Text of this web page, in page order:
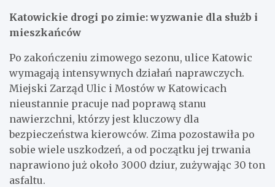
Katowickie drogi po zimie: wyzwanie dla służb i
mieszkańców
Po zakończeniu zimowego sezonu, ulice Katowic
wymagają intensywnych działań naprawczych.
Miejski Zarząd Ulic i Mostów w Katowicach
nieustannie pracuje nad poprawą stanu
nawierzchni, którzy jest kluczowy dla
bezpieczeństwa kierowców. Zima pozostawiła po
sobie wiele uszkodzeń, a od początku jej trwania
naprawiono już około 3000 dziur, zużywając 30 ton
asfaltu.